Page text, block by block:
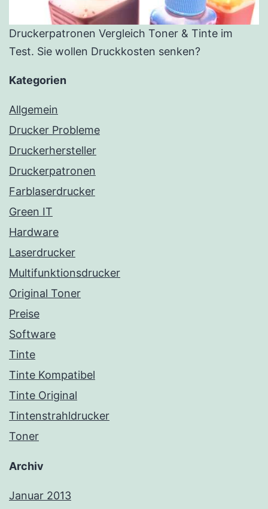
Druckerpatronen Vergleich Toner & Tinte im
Test. Sie wollen Druckkosten senken?
Kategorien
Allgemein
Drucker Probleme
Druckerhersteller
Druckerpatronen
Farblaserdrucker
Green IT
Hardware
Laserdrucker
Multifunktionsdrucker
Original Toner
Preise
Software
Tinte
Tinte Kompatibel
Tinte Original
Tintenstrahldrucker
Toner
Archiv
Januar 2013